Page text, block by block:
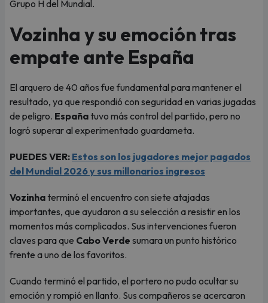
Grupo H del Mundial.
Vozinha y su emoción tras
empate ante España
El arquero de 40 años fue fundamental para mantener el
resultado, ya que respondió con seguridad en varias jugadas
de peligro. España tuvo más control del partido, pero no
logró superar al experimentado guardameta.
PUEDES VER: Estos son los jugadores mejor pagados
del Mundial 2026 y sus millonarios ingresos
Vozinha terminó el encuentro con siete atajadas
importantes, que ayudaron a su selección a resistir en los
momentos más complicados. Sus intervenciones fueron
claves para que Cabo Verde sumara un punto histórico
frente a uno de los favoritos.
Cuando terminó el partido, el portero no pudo ocultar su
emoción y rompió en llanto. Sus compañeros se acercaron